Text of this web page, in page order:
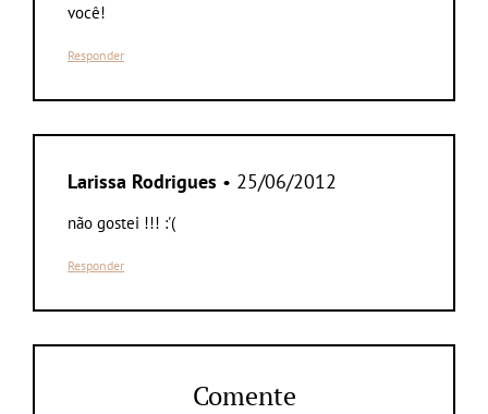
você!
Responder
Larissa Rodrigues • 25/06/2012
não gostei !!! :'(
Responder
Comente